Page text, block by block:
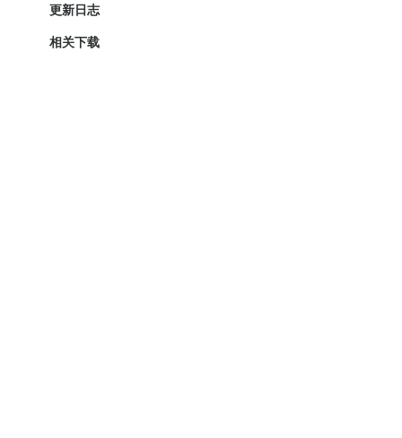
更新日志
相关下载